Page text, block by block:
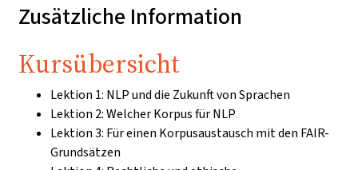
Zusätzliche Information
Kursübersicht
Lektion 1: NLP und die Zukunft von Sprachen
Lektion 2: Welcher Korpus für NLP
Lektion 3: Für einen Korpusaustausch mit den FAIR-
Grundsätzen